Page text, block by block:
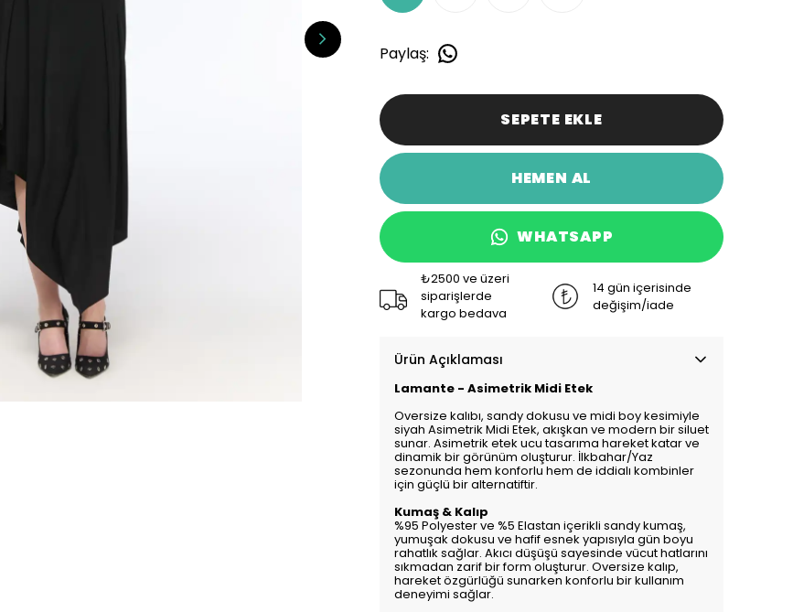
Paylaş:
SEPETE EKLE
HEMEN AL
WHATSAPP
₺2500 ve üzeri
siparişlerde
kargo bedava
14 gün içerisinde
değişim/iade
Ürün Açıklaması
Lamante - Asimetrik Midi Etek
Oversize kalıbı, sandy dokusu ve midi boy kesimiyle
siyah Asimetrik Midi Etek, akışkan ve modern bir siluet
sunar. Asimetrik etek ucu tasarıma hareket katar ve
dinamik bir görünüm oluşturur. İlkbahar/Yaz
sezonunda hem konforlu hem de iddialı kombinler
için güçlü bir alternatiftir.
Kumaş & Kalıp
%95 Polyester ve %5 Elastan içerikli sandy kumaş,
yumuşak dokusu ve hafif esnek yapısıyla gün boyu
rahatlık sağlar. Akıcı düşüşü sayesinde vücut hatlarını
sıkmadan zarif bir form oluşturur. Oversize kalıp,
hareket özgürlüğü sunarken konforlu bir kullanım
deneyimi sağlar.